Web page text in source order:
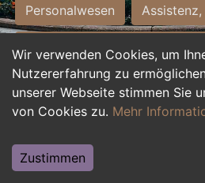
Wir verwenden Cookies, um
Nutzererfahrung zu
unserer Webseite stimmen Sie
von Cookies zu. Mehr
Zustimmen
Personalwesen
Hilfskräfte, Aushilfs- und
Einkauf, Logistik,
Weiterbildung, Studium, duale
Tourismus